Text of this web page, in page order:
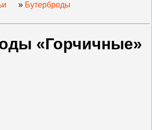
» Бутерброды
«Горчичные»